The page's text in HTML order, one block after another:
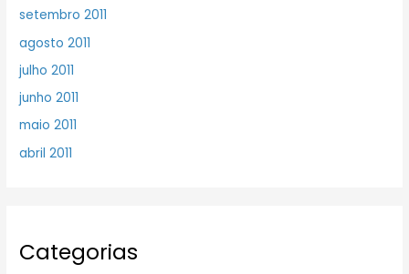
setembro 2011
agosto 2011
julho 2011
junho 2011
maio 2011
abril 2011
Categorias